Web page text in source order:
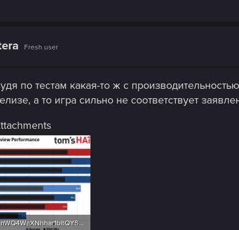
Fresh user
по тестам какая-то ж с
а то игра сильно не соответствует
nWQ4WaXNhhar1bItQYSEpw.png